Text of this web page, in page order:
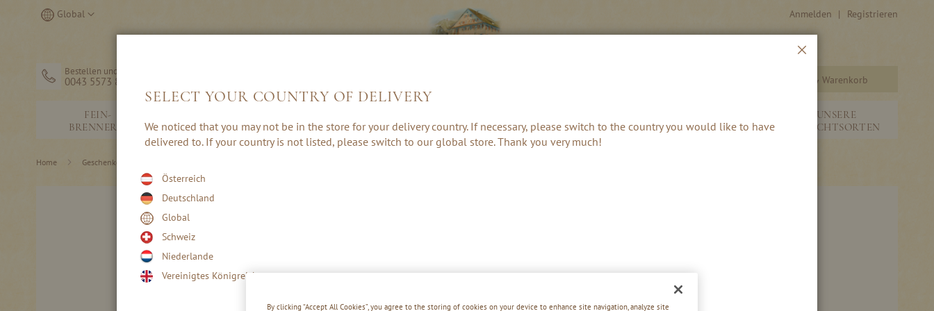
Direkt
Anmelden Registrieren
Store Global
Bestellen und Hilfe
0043 5573 82203 Warenkorb
FEIN-
BRENNEREI
EDELBRÄNDE
CREAMS
& PUNSCH
ZUBEHÖR
SAISONALES
UNSERE
FRUCHTSORTEN
Home Geschenke & Zubehör
By clicking “Accept All Cookies”, you agree to the storing of cookies on your device to enhance site navigation, analyze site
SELECT YOUR COUNTRY OF DELIVERY
We noticed that you may not be in the store for your delivery country. If necessary, please switch to the country you would like to have
delivered to. If your country is not listed, please switch to our global store. Thank you very much!
Österreich
Deutschland
Global
Schweiz
Niederlande
Vereinigtes Königreich